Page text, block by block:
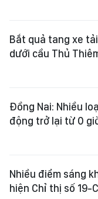
Bắt quả tang xe
dưới cầu Thủ
Đồng Nai: Nhiều
động trở lại từ 0
Nhiều điểm sáng
hiện Chỉ thị số 19-